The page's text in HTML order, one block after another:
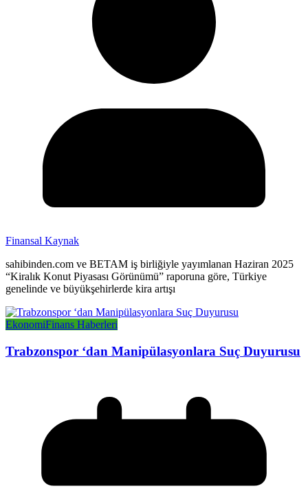
Finansal Kaynak
sahibinden.com ve BETAM iş birliğiyle yayımlanan Haziran 2025
“Kiralık Konut Piyasası Görünümü” raporuna göre, Türkiye
genelinde ve büyükşehirlerde kira artışı
EkonomiFinans Haberleri
Trabzonspor ‘dan Manipülasyonlara Suç Duyurusu